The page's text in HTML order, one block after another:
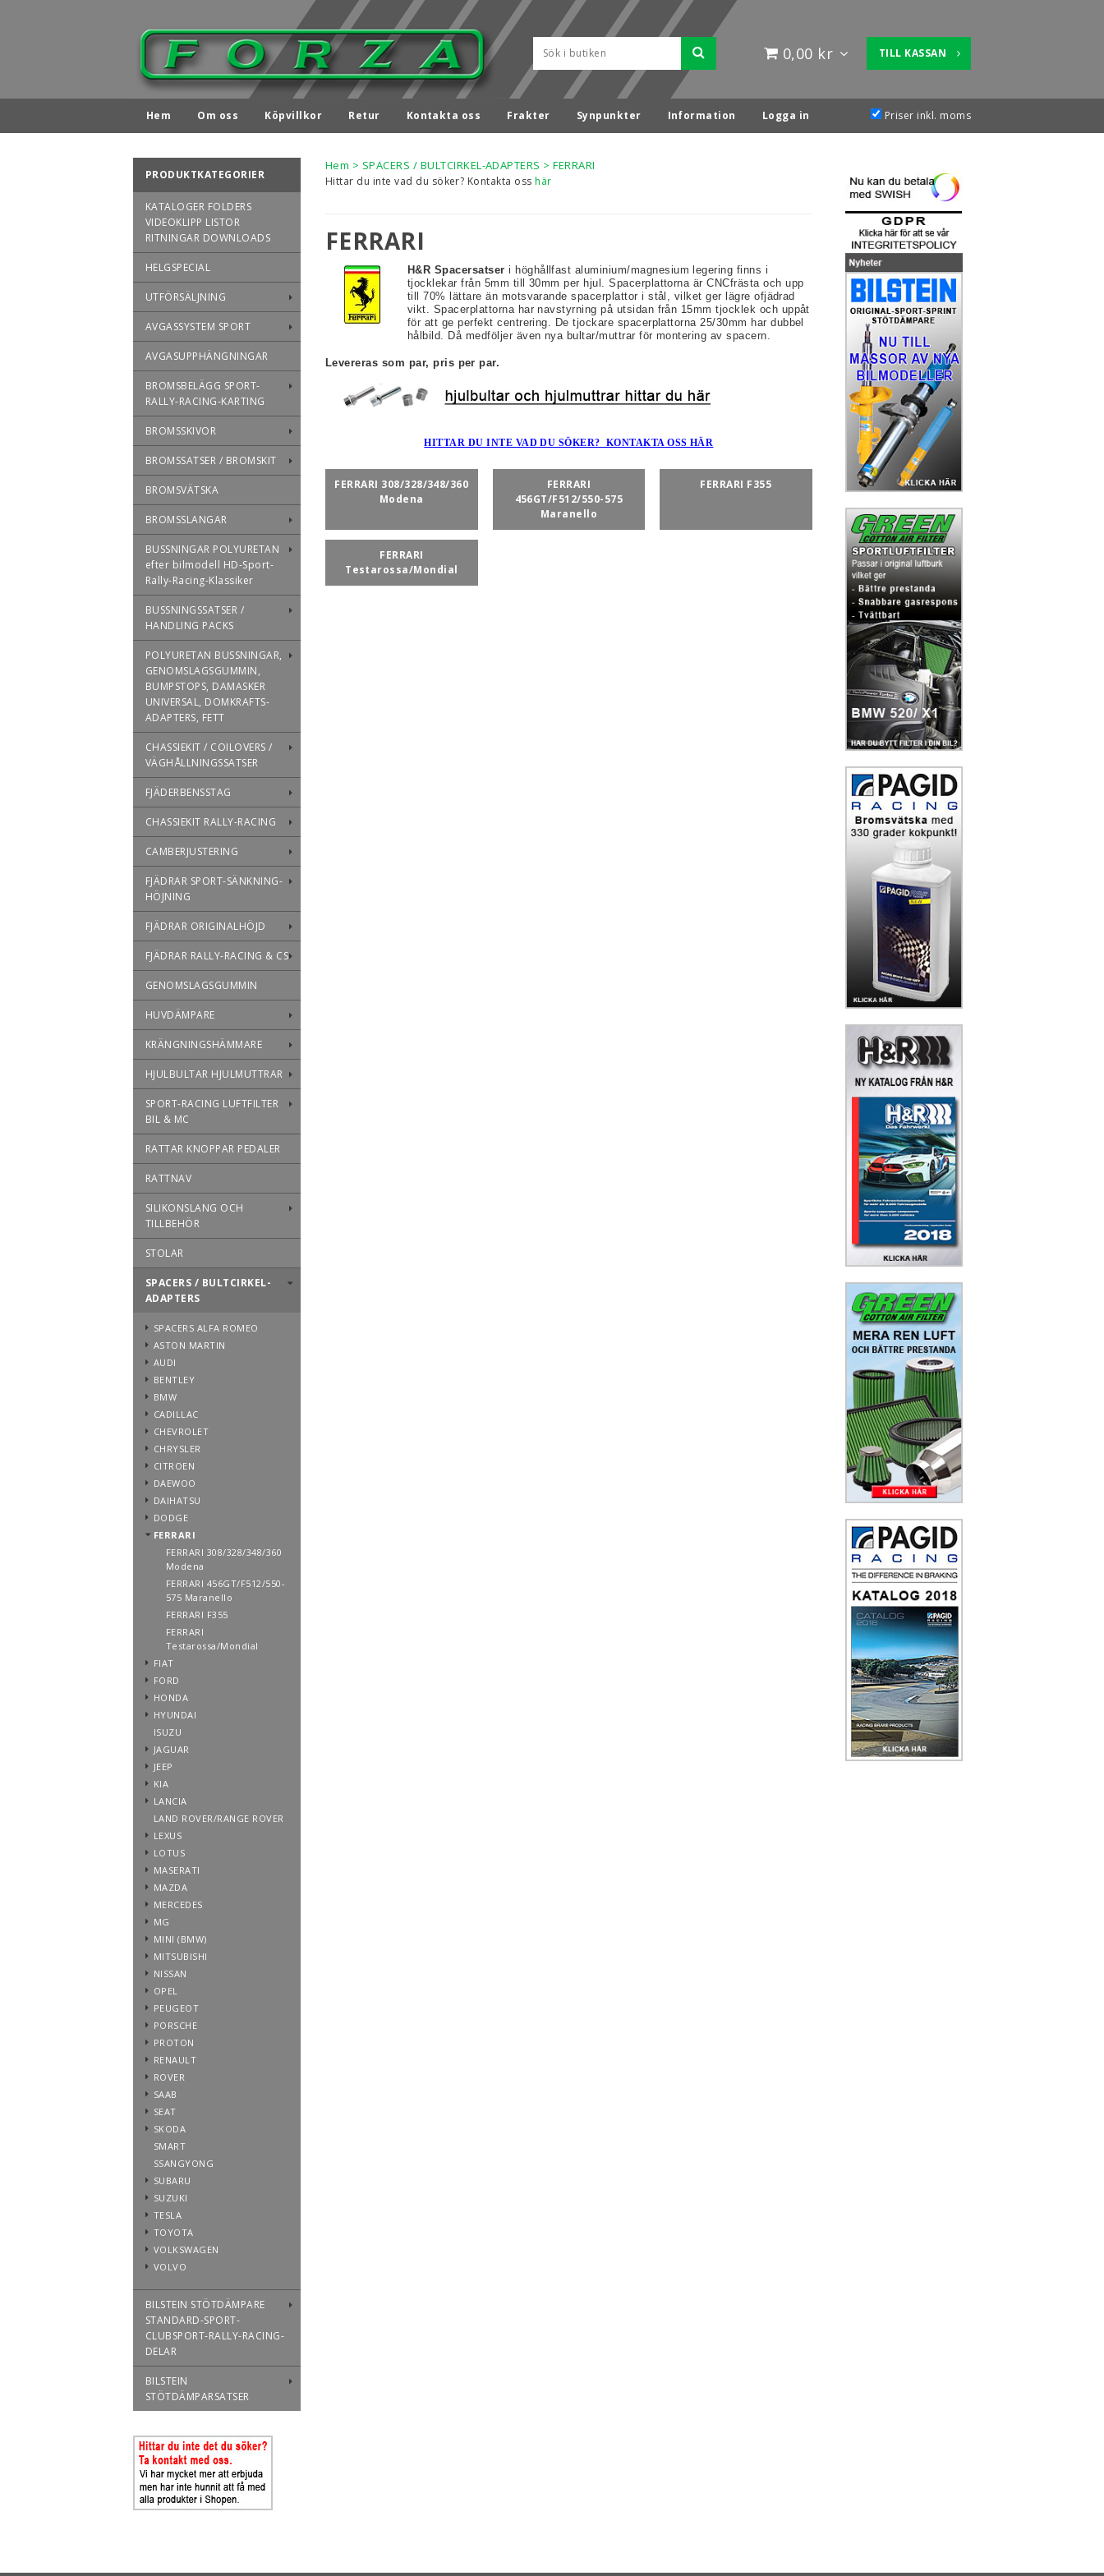
0,00 kr TILL KASSAN
Hem Om oss Köpvillkor Retur Kontakta oss Frakter Synpunkter Information Priser inkl. moms
Logga in
PRODUKTKATEGORIER
KATALOGER FOLDERS
VIDEOKLIPP LISTOR
RITNINGAR DOWNLOADS
HELGSPECIAL
UTFÖRSÄLJNING
AVGASSYSTEM SPORT
AVGASUPPHÄNGNINGAR
BROMSBELÄGG SPORT-
RALLY-RACING-KARTING
BROMSSKIVOR
BROMSSATSER / BROMSKIT
BROMSVÄTSKA
BROMSSLANGAR
BUSSNINGAR POLYURETAN
efter bilmodell HD-Sport-
Rally-Racing-Klassiker
BUSSNINGSSATSER /
HANDLING PACKS
POLYURETAN BUSSNINGAR,
GENOMSLAGSGUMMIN,
BUMPSTOPS, DAMASKER
UNIVERSAL, DOMKRAFTS-
ADAPTERS, FETT
CHASSIEKIT / COILOVERS /
VÄGHÅLLNINGSSATSER
FJÄDERBENSSTAG
CHASSIEKIT RALLY-RACING
CAMBERJUSTERING
FJÄDRAR SPORT-SÄNKNING-
HÖJNING
FJÄDRAR ORIGINALHÖJD
FJÄDRAR RALLY-RACING & CS
GENOMSLAGSGUMMIN
HUVDÄMPARE
KRÄNGNINGSHÄMMARE
HJULBULTAR HJULMUTTRAR
SPORT-RACING LUFTFILTER
BIL & MC
RATTAR KNOPPAR PEDALER
RATTNAV
SILIKONSLANG OCH
TILLBEHÖR
STOLAR
SPACERS / BULTCIRKEL-
ADAPTERS
SPACERS ALFA ROMEO
ASTON MARTIN
AUDI
BENTLEY
BMW
CADILLAC
CHEVROLET
CHRYSLER
CITROEN
DAEWOO
DAIHATSU
DODGE
FERRARI
FERRARI 308/328/348/360
Modena
FERRARI 456GT/F512/550-
575 Maranello
FERRARI F355
FERRARI
Testarossa/Mondial
FIAT
FORD
HONDA
HYUNDAI
ISUZU
JAGUAR
JEEP
KIA
LANCIA
LAND ROVER/RANGE ROVER
LEXUS
LOTUS
MASERATI
MAZDA
MERCEDES
MG
MINI (BMW)
MITSUBISHI
NISSAN
OPEL
PEUGEOT
PORSCHE
PROTON
RENAULT
ROVER
SAAB
SEAT
SKODA
SMART
SSANGYONG
SUBARU
SUZUKI
TESLA
TOYOTA
VOLKSWAGEN
VOLVO
BILSTEIN STÖTDÄMPARE
STANDARD-SPORT-
CLUBSPORT-RALLY-RACING-
DELAR
BILSTEIN
STÖTDÄMPARSATSER
Hem > SPACERS / BULTCIRKEL-ADAPTERS >FERRARI
Hittar du inte vad du söker? Kontakta osshär
FERRARI
H&R Spacersatser i höghållfast aluminium/magnesium legering finns i
tjocklekar från 5mm till 30mm per hjul. Spacerplattorna är CNCfrästa och upp
till 70% lättare än motsvarande spacerplattor i stål, vilket ger lägre ofjädrad
vikt. Spacerplattorna har navstyrning på utsidan från 15mm tjocklek och uppåt
för att ge perfekt centrering. De tjockare spacerplattorna 25/30mm har dubbel
hålbild. Då medföljer även nya bultar/muttrar för montering av spacern.
Levereras som par, pris per par.
HITTAR DU INTE VAD DU SÖKER? KONTAKTA OSS HÄR
FERRARI 308/328/348/360
Modena
FERRARI
456GT/F512/550-575
Maranello
FERRARI F355
FERRARI
Testarossa/Mondial